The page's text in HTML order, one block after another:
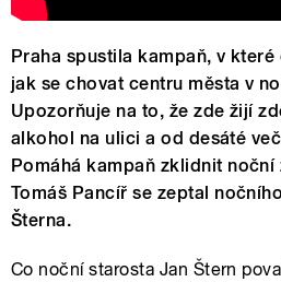
Praha spustila kampaň, v
jak se chovat centru města v
Upozorňuje na to, že zde žijí
alkohol na ulici a od desáté
Pomáhá kampaň zklidnit
Tomáš Pancíř se zeptal
Šterna.
Co noční starosta Jan Štern